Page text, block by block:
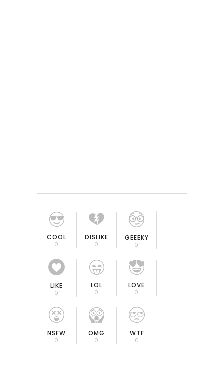
COOL
0
DISLIKE
0
GEEEKY
0
LIKE
0
LOL
0
LOVE
0
NSFW
0
OMG
0
WTF
0